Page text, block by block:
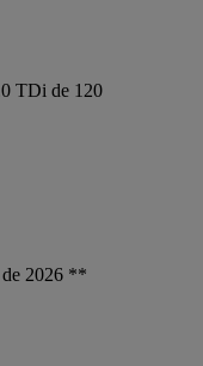
TDi de 120
2026 **